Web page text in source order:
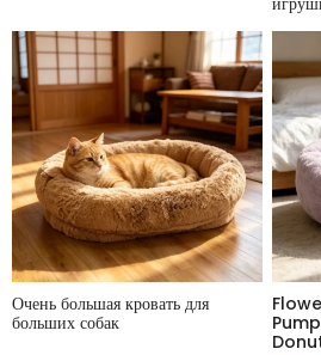
Очень большая кровать для
больших собак